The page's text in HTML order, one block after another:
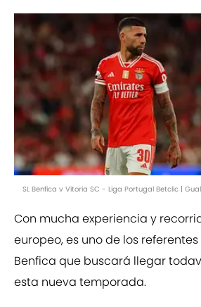
SL Benfica v Vitoria SC - Liga Portugal Betclic |
Con mucha experiencia y
europeo, es uno de los
Benfica que buscará llegar
esta nueva temporada.